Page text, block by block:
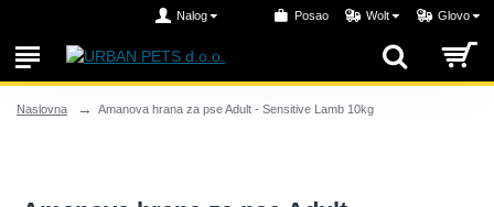
Nalog Posao Wolt Glovo
Naslovna Amanova hrana za pse Adult - Sensitive Lamb 10kg